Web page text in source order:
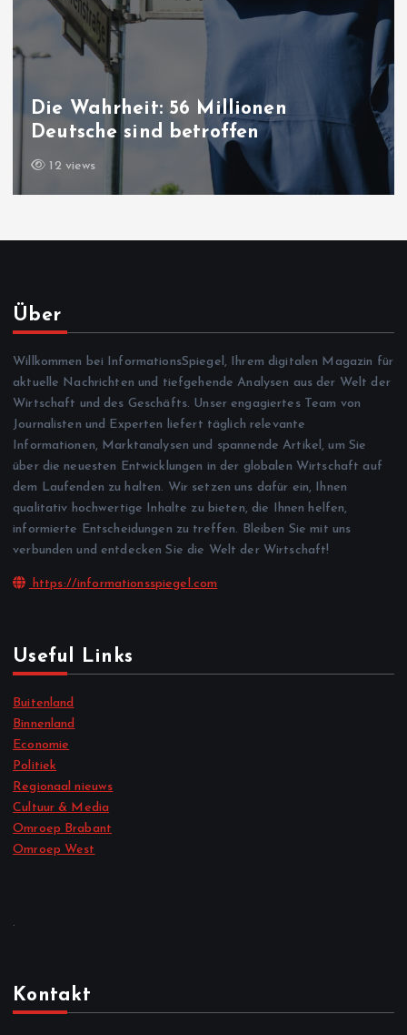
Die Wahrheit: 56 Millionen
Deutsche sind betroffen
12 views
Über
Willkommen bei InformationsSpiegel, Ihrem digitalen Magazin für
aktuelle Nachrichten und tiefgehende Analysen aus der Welt der
Wirtschaft und des Geschäfts. Unser engagiertes Team von
Journalisten und Experten liefert täglich relevante
Informationen, Marktanalysen und spannende Artikel, um Sie
über die neuesten Entwicklungen in der globalen Wirtschaft auf
dem Laufenden zu halten. Wir setzen uns dafür ein, Ihnen
qualitativ hochwertige Inhalte zu bieten, die Ihnen helfen,
informierte Entscheidungen zu treffen. Bleiben Sie mit uns
verbunden und entdecken Sie die Welt der Wirtschaft!
https://informationsspiegel.com
Useful Links
Buitenland
Binnenland
Economie
Politiek
Regionaal nieuws
Cultuur & Media
Omroep Brabant
Omroep West
.
Kontakt